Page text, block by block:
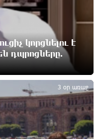
է Լիբանանում
կետերի և
12 ժամ առաջ
Լայպցիգը»
Յան Դիոմանդեի
12 ժամ առաջ
ուսանողներին
կորցնելու է
դպրոցները.
3 օր առաջ